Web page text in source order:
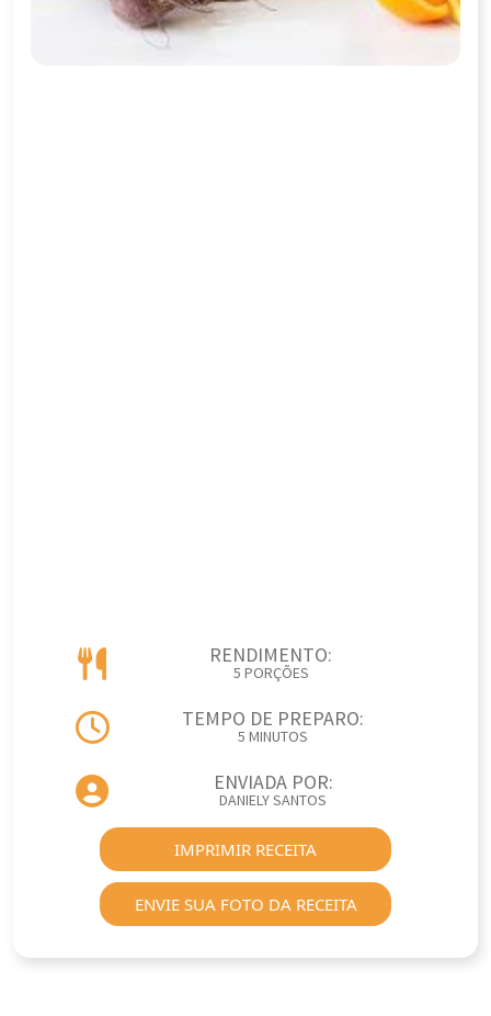
RENDIMENTO:
5 PORÇÕES
TEMPO DE PREPARO:
5 MINUTOS
ENVIADA POR:
DANIELY SANTOS
IMPRIMIR RECEITA
ENVIE SUA FOTO DA RECEITA